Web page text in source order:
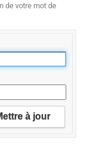
de votre mot de